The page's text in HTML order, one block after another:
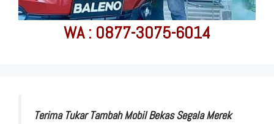
WA : 0877-3075-6014
Terima Tukar Tambah Mobil Bekas Segala Merek